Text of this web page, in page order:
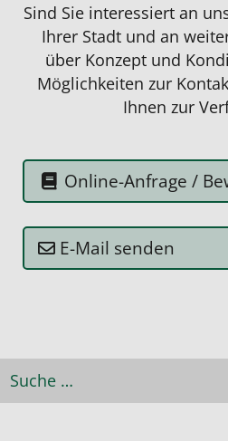
Sind Sie interessiert an
Ihrer Stadt und an
über Konzeptund
Möglichkeiten zur
Ihnen zur
Online-Anfrage /
E-Mail senden